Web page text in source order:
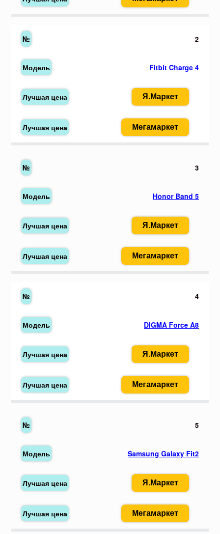
2
Fitbit Charge 4
Я.Маркет
Мегамаркет
3
Honor Band 5
Я.Маркет
Мегамаркет
4
DIGMA Force A8
Я.Маркет
Мегамаркет
5
Samsung Galaxy Fit2
Я.Маркет
Мегамаркет